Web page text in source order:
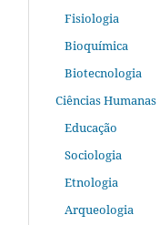
Fisiologia
Bioquímica
Biotecnologia
Ciências Humanas
Educação
Sociologia
Etnologia
Arqueologia